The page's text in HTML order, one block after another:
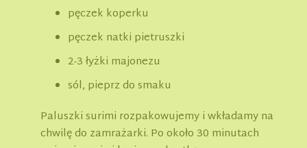
pęczek koperku
pęczek natki pietruszki
2-3 łyżki majonezu
sól, pieprz do smaku
Paluszki surimi rozpakowujemy i wkładamy na
chwilę do zamrażarki. Po około 30 minutach